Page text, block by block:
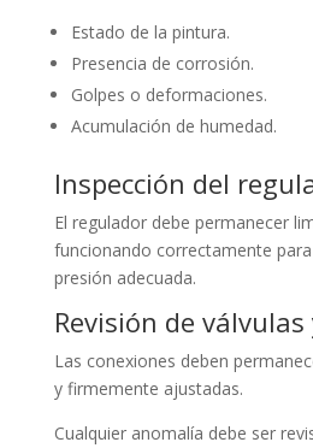
Estado de la pintura.
Presencia de corrosión.
Golpes o deformaciones.
Acumulación de humedad.
Inspección del
El regulador debe permanecer
funcionando correctamente
presión adecuada.
Revisión de
Las conexiones deben
y firmemente ajustadas.
Cualquier anomalía debe ser